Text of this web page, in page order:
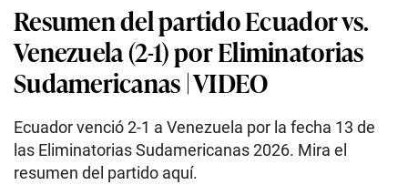
Resumen del partido Ecuador vs.
Venezuela (2-1) por Eliminatorias
Sudamericanas | VIDEO
Ecuador venció 2-1 a Venezuela por la fecha 13 de
las Eliminatorias Sudamericanas 2026. Mira el
resumen del partido aquí.